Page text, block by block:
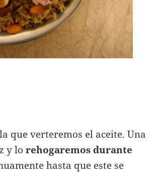
que verteremos el aceite. Una
y lorehogaremos durante
hasta que este se